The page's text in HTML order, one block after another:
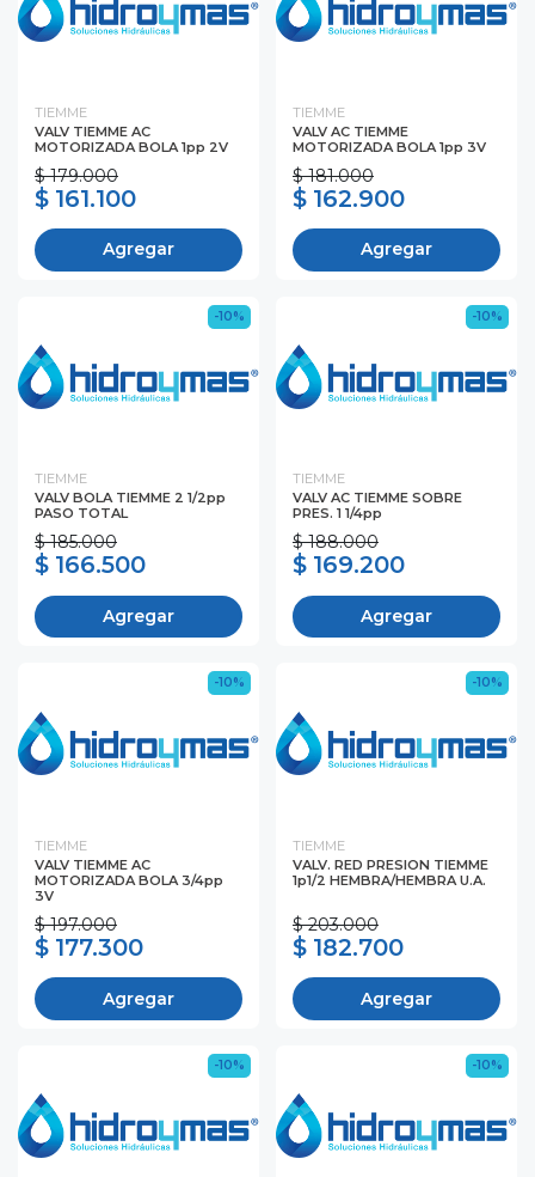
TIEMME
VALV TIEMME AC
MOTORIZADA BOLA 1pp 2V
$ 179.000
$ 161.100
Agregar
TIEMME
VALV AC TIEMME
MOTORIZADA BOLA 1pp 3V
$ 181.000
$ 162.900
Agregar
-10%
TIEMME
VALV BOLA TIEMME 2 1/2pp
PASO TOTAL
$ 185.000
$ 166.500
Agregar
-10%
TIEMME
VALV AC TIEMME SOBRE
PRES. 1 1/4pp
$ 188.000
$ 169.200
Agregar
-10%
TIEMME
VALV TIEMME AC
MOTORIZADA BOLA 3/4pp
3V
$ 197.000
$ 177.300
Agregar
-10%
TIEMME
VALV. RED PRESION TIEMME
1p1/2 HEMBRA/HEMBRA U.A.
$ 203.000
$ 182.700
Agregar
-10% -10%